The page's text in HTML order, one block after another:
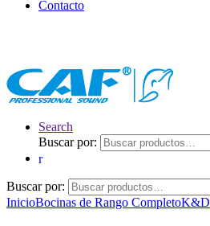
Contacto
Search
Buscar por:
Buscar por:
InicioBocinas de Rango CompletoK&D